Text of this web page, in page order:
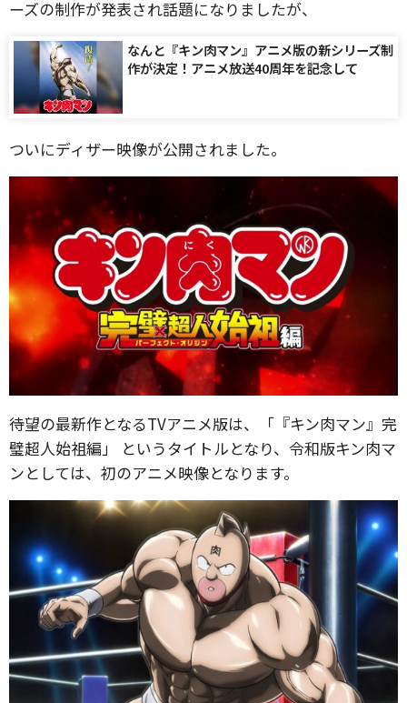
ーズの制作が発表され話題になりましたが、
なんと『キン肉マン』アニメ版の新シリーズ制
作が決定！アニメ放送40周年を記念して
ついにディザー映像が公開されました。
待望の最新作となるTVアニメ版は、「『キン肉マン』完
璧超人始祖編」 というタイトルとなり、令和版キン肉マ
ンとしては、初のアニメ映像となります。